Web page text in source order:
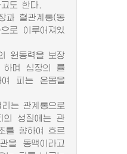
도 한다.
과 혈관계통(동
로 이루어져있
원동력을 보장
하며 심장의 률
여 피는 온몸을
는 관계통으로
의 성질에는 관
를 향하여 흐르
을 동맥이라고